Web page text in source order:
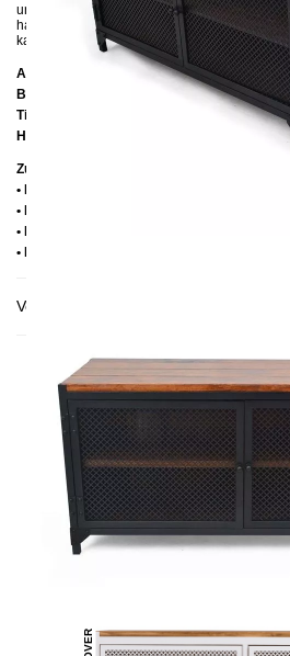
undefinierbaren Sammlungen verlieren,
hat jedes Paar einen Platz. Dank der
kannst du gerne Platz nehmen und deine
Abmessungen
Breite:
Tiefe:
Höhe:
Zusätzliche Informationen
• Handmade
• Metall: Pulverbeschichtet
• Holz: Kiefernholz massiv
• Lieferzustand: Montiert
Versand & Lieferung
DAS KÖNNTE